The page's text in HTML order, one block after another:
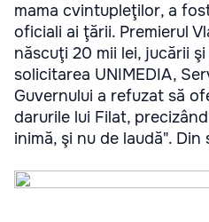
mama cvintupleţilor, a
oficiali ai ţării. Premierul
născuţi 20 mii lei, jucării
solicitarea UNIMEDIA,
Guvernului a refuzat să
darurile lui Filat,
inimă, şi nu de laudă". Din